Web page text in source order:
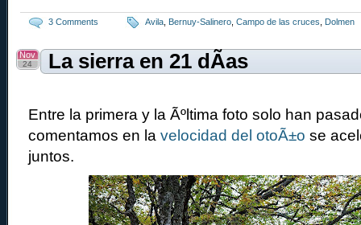
3 Comments Avila Bernuy-Salinero Campo de las cruces Dolmen
La sierra en 21 dÃ­as
Nov
24
Entre la primera y la Ãºltima foto solo han
comentamos en la velocidad del otoÃ±o se
juntos.